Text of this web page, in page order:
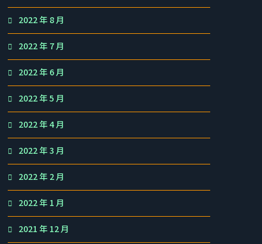
2022 年 8 月
2022 年 7 月
2022 年 6 月
2022 年 5 月
2022 年 4 月
2022 年 3 月
2022 年 2 月
2022 年 1 月
2021 年 12 月